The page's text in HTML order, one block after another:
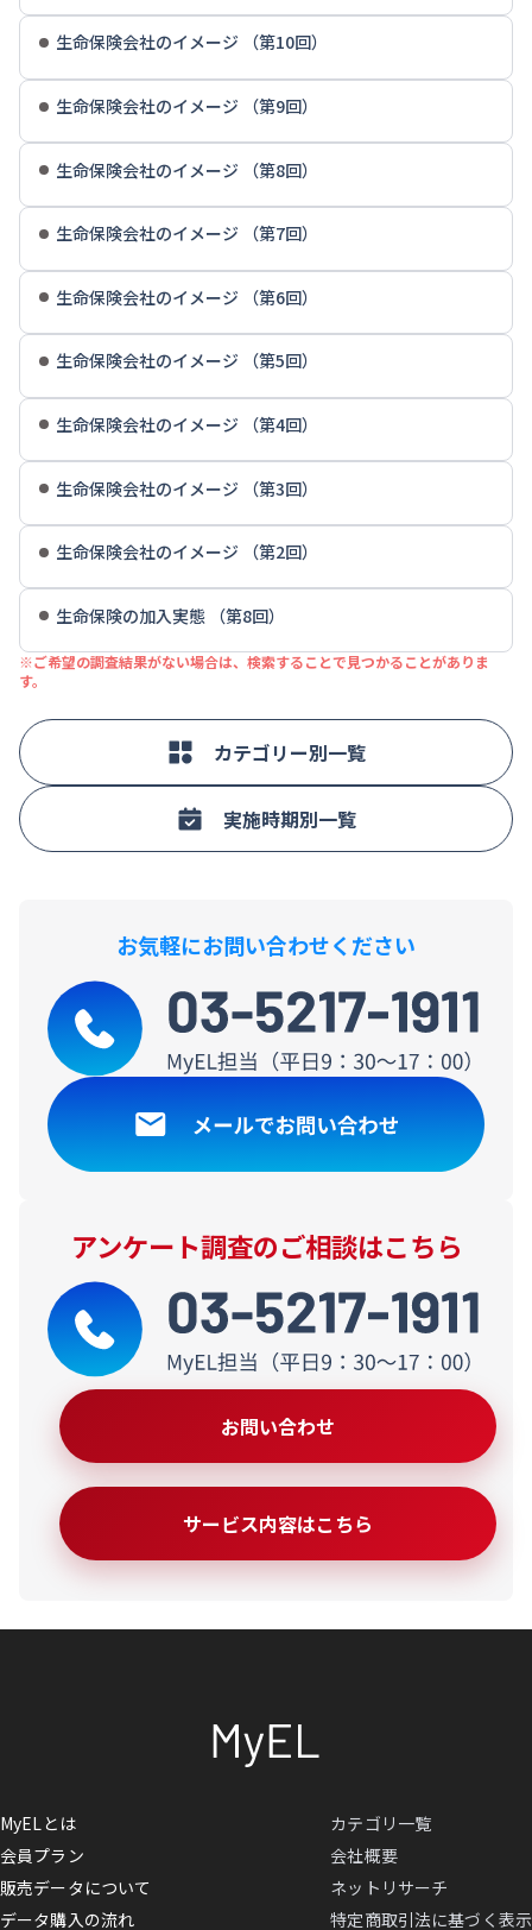
生命保険会社のイメージ （第10回）
生命保険会社のイメージ （第9回）
生命保険会社のイメージ （第8回）
生命保険会社のイメージ （第7回）
生命保険会社のイメージ （第6回）
生命保険会社のイメージ （第5回）
生命保険会社のイメージ （第4回）
生命保険会社のイメージ （第3回）
生命保険会社のイメージ （第2回）
生命保険の加入実態 （第8回）
※ご希望の調査結果がない場合は、検索することで見つかることがありま
す。
カテゴリー別一覧
実施時期別一覧
お気軽にお問い合わせください
アンケート調査のご相談はこちら
お問い合わせ
サービス内容はこちら
MyELとは
会員プラン
販売データについて
データ購入の流れ
カテゴリ一覧
会社概要
ネットリサーチ
特定商取引法に基づく表示